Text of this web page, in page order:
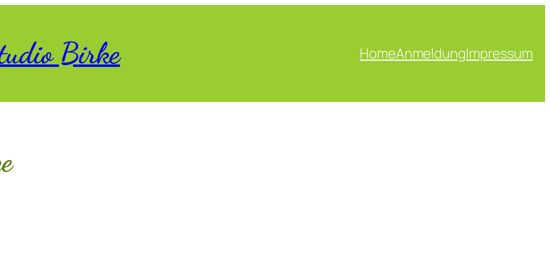
Birke HomeAnmeldungImpressum